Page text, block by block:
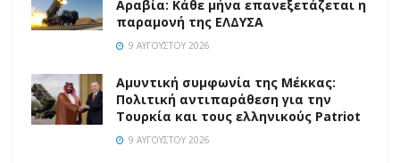
Αραβία: Κάθε μήνα επανεξετάζεται η
παραμονή της ΕΛΔΥΣΑ
9 ΑΥΓΟΎΣΤΟΥ 2026
Αμυντική συμφωνία της Μέκκας:
Πολιτική αντιπαράθεση για την
Τουρκία και τους ελληνικούς Patriot
9 ΑΥΓΟΎΣΤΟΥ 2026